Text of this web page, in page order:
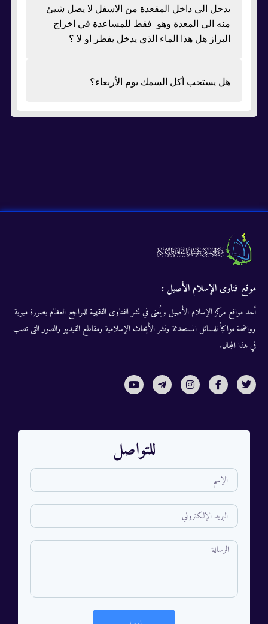
يدحل الى داخل المقعدة من الاسفل لا يصل شيئ
منه الى المعدة وهو فقط للمساعدة في اخراج
البراز هل هذا الماء الذي يدخل يفطر او لا ؟
هل يستحب أكل السمك يوم الأربعاء؟
موقع فتاوى الإسلام الأصيل :
أحد مواقع مركز الإسلام الأصيل ويُعنى في نشر الفتاوى الفقهية للمراجع العظام بصورة مبوبة
وواضحة مواكباً للمسائل المستحدثة ونشر الأبحاث الإسلامية ومقاطع الفيديو والصور التى تصب
في هذا المجال.
للتواصل